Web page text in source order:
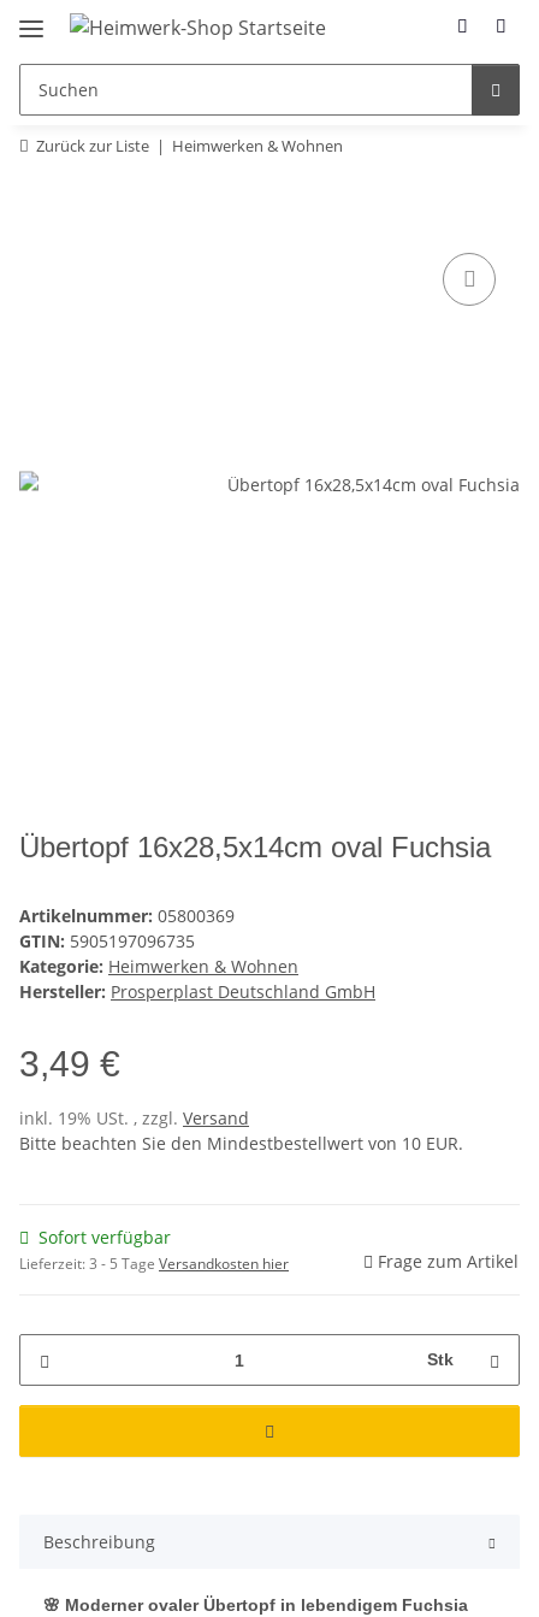
Zurück zur Liste Heimwerken & Wohnen
Übertopf 16x28,5x14cm oval Fuchsia
Artikelnummer: 05800369
GTIN: 5905197096735
Kategorie: Heimwerken & Wohnen
Hersteller: Prosperplast Deutschland GmbH
3,49 €
inkl. 19% USt. , zzgl. Versand
Bitte beachten Sie den Mindestbestellwert von 10 EUR.
Sofort verfügbar
Lieferzeit:3 - 5 Tage Versandkosten hier Frage zum Artikel
Stk
Beschreibung
🌸 Moderner ovaler Übertopf in lebendigem Fuchsia